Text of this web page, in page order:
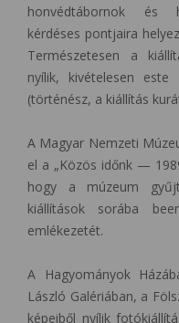
honvédtábornok és
kérdéses pontjaira
Természetesen a
nyílik, kivételesen
(történész, a kiállítás
A Magyar Nemzeti
el a „Közös időnk —
hogy a múzeum
kiállítások sorába
emlékezetét.
A Hagyományok
László Galériában, a
képeiből nyílik